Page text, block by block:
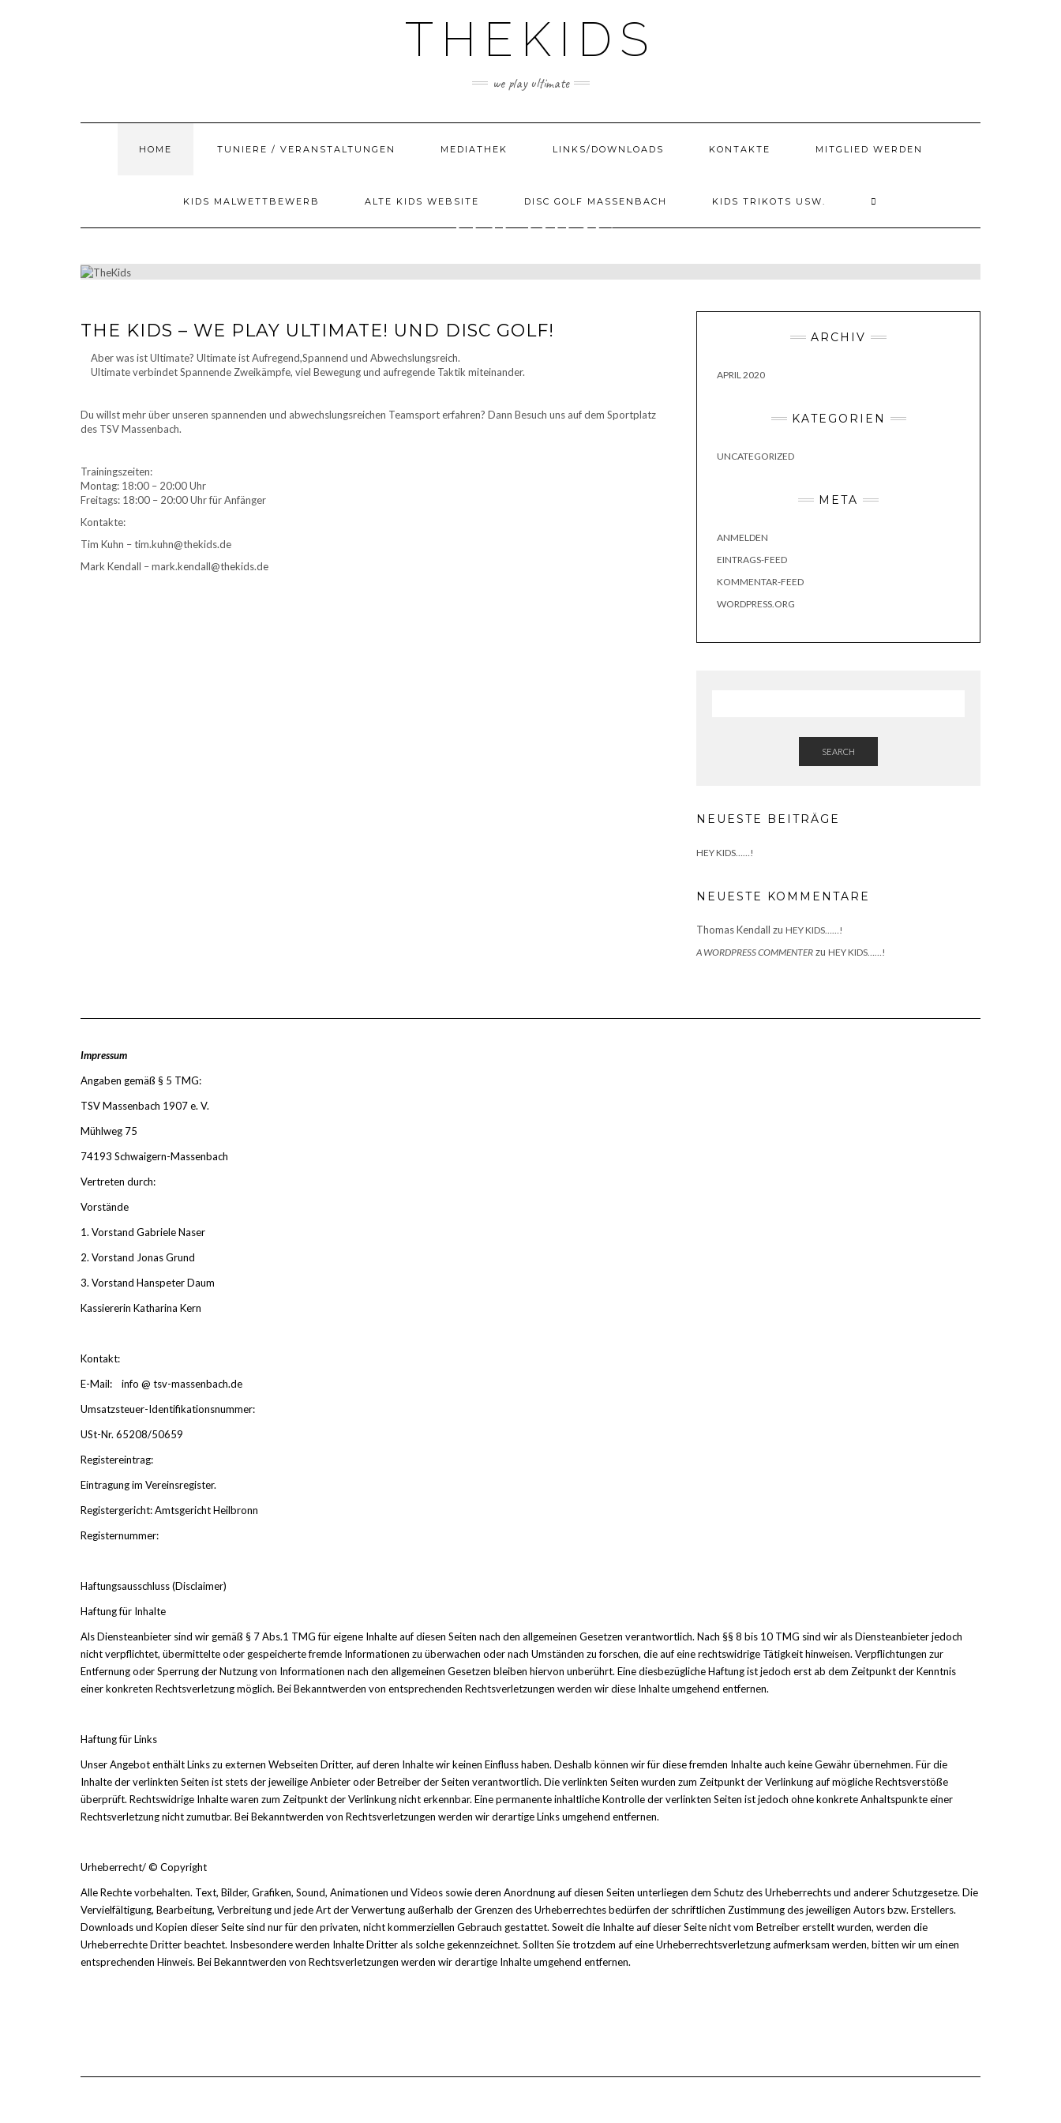
THEKIDS
we play ultimate
HOME TUNIERE / VERANSTALTUNGEN MEDIATHEK LINKS/DOWNLOADS KONTAKTE MITGLIED WERDEN
KIDS MALWETTBEWERB ALTE KIDS WEBSITE DISC GOLF MASSENBACH KIDS TRIKOTS USW.
THEKIDS
THE KIDS – WE PLAY ULTIMATE! UND DISC GOLF!
Aber was ist Ultimate? Ultimate ist Aufregend,Spannend und Abwechslungsreich.
Ultimate verbindet Spannende Zweikämpfe, viel Bewegung und aufregende Taktik miteinander.
Du willst mehr über unseren spannenden und abwechslungsreichen Teamsport erfahren? Dann Besuch uns auf dem Sportplatz
des TSV Massenbach.
Trainingszeiten:
Montag: 18:00 – 20:00 Uhr
Freitags: 18:00 – 20:00 Uhr für Anfänger
Kontakte:
Tim Kuhn – tim.kuhn@thekids.de
Mark Kendall – mark.kendall@thekids.de
ARCHIV
APRIL 2020
KATEGORIEN
UNCATEGORIZED
META
ANMELDEN
EINTRAGS-FEED
KOMMENTAR-FEED
WORDPRESS.ORG
SEARCH
NEUESTE BEITRÄGE
HEY KIDS……!
NEUESTE KOMMENTARE
Thomas Kendall zu HEY KIDS……!
A WORDPRESS COMMENTER zu HEY KIDS……!
Impressum
Angaben gemäß § 5 TMG:
TSV Massenbach 1907 e. V.
Mühlweg 75
74193 Schwaigern-Massenbach
Vertreten durch:
Vorstände
1. Vorstand Gabriele Naser
2. Vorstand Jonas Grund
3. Vorstand Hanspeter Daum
Kassiererin Katharina Kern
Kontakt:
E-Mail: info @ tsv-massenbach.de
Umsatzsteuer-Identifikationsnummer:
USt-Nr. 65208/50659
Registereintrag:
Eintragung im Vereinsregister.
Registergericht: Amtsgericht Heilbronn
Registernummer:
Haftungsausschluss (Disclaimer)
Haftung für Inhalte
Als Diensteanbieter sind wir gemäß § 7 Abs.1 TMG für eigene Inhalte auf diesen Seiten nach den allgemeinen Gesetzen verantwortlich. Nach §§ 8 bis 10 TMG sind wir als Diensteanbieter jedoch
nicht verpflichtet, übermittelte oder gespeicherte fremde Informationen zu überwachen oder nach Umständen zu forschen, die auf eine rechtswidrige Tätigkeit hinweisen. Verpflichtungen zur
Entfernung oder Sperrung der Nutzung von Informationen nach den allgemeinen Gesetzen bleiben hiervon unberührt. Eine diesbezügliche Haftung ist jedoch erst ab dem Zeitpunkt der Kenntnis
einer konkreten Rechtsverletzung möglich. Bei Bekanntwerden von entsprechenden Rechtsverletzungen werden wir diese Inhalte umgehend entfernen.
Haftung für Links
Unser Angebot enthält Links zu externen Webseiten Dritter, auf deren Inhalte wir keinen Einfluss haben. Deshalb können wir für diese fremden Inhalte auch keine Gewähr übernehmen. Für die
Inhalte der verlinkten Seiten ist stets der jeweilige Anbieter oder Betreiber der Seiten verantwortlich. Die verlinkten Seiten wurden zum Zeitpunkt der Verlinkung auf mögliche Rechtsverstöße
überprüft. Rechtswidrige Inhalte waren zum Zeitpunkt der Verlinkung nicht erkennbar. Eine permanente inhaltliche Kontrolle der verlinkten Seiten ist jedoch ohne konkrete Anhaltspunkte einer
Rechtsverletzung nicht zumutbar. Bei Bekanntwerden von Rechtsverletzungen werden wir derartige Links umgehend entfernen.
Urheberrecht/ © Copyright
Alle Rechte vorbehalten. Text, Bilder, Grafiken, Sound, Animationen und Videos sowie deren Anordnung auf diesen Seiten unterliegen dem Schutz des Urheberrechts und anderer Schutzgesetze. Die
Vervielfältigung, Bearbeitung, Verbreitung und jede Art der Verwertung außerhalb der Grenzen des Urheberrechtes bedürfen der schriftlichen Zustimmung des jeweiligen Autors bzw. Erstellers.
Downloads und Kopien dieser Seite sind nur für den privaten, nicht kommerziellen Gebrauch gestattet. Soweit die Inhalte auf dieser Seite nicht vom Betreiber erstellt wurden, werden die
Urheberrechte Dritter beachtet. Insbesondere werden Inhalte Dritter als solche gekennzeichnet. Sollten Sie trotzdem auf eine Urheberrechtsverletzung aufmerksam werden, bitten wir um einen
entsprechenden Hinweis. Bei Bekanntwerden von Rechtsverletzungen werden wir derartige Inhalte umgehend entfernen.